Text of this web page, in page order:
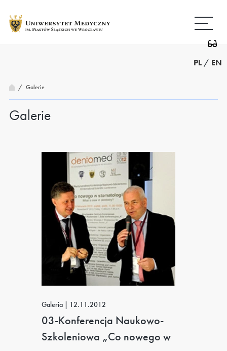
treści
strony
PL / EN
/ Galerie
Galerie
Galeria | 12.11.2012
03-Konferencja Naukowo-
Szkoleniowa „Co nowego w
Pierwsza